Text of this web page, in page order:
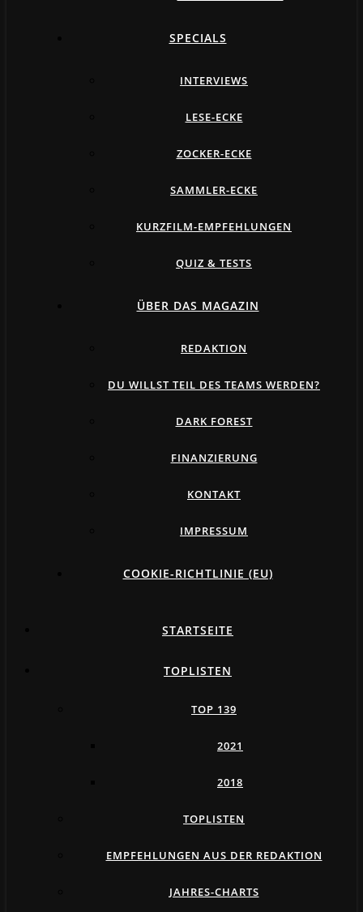
SPECIALS
INTERVIEWS
LESE-ECKE
ZOCKER-ECKE
SAMMLER-ECKE
KURZFILM-EMPFEHLUNGEN
QUIZ & TESTS
ÜBER DAS MAGAZIN
REDAKTION
DU WILLST TEIL DES TEAMS WERDEN?
DARK FOREST
FINANZIERUNG
KONTAKT
IMPRESSUM
COOKIE-RICHTLINIE (EU)
STARTSEITE
TOPLISTEN
TOP 139
2021
2018
TOPLISTEN
EMPFEHLUNGEN AUS DER REDAKTION
JAHRES-CHARTS